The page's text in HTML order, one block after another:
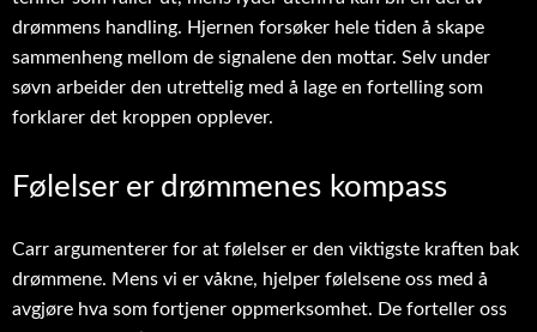
drømmens handling. Hjernen forsøker hele tiden å skape
sammenheng mellom de signalene den mottar. Selv under
søvn arbeider den utrettelig med å lage en fortelling som
forklarer det kroppen opplever.
Følelser er drømmenes kompass
Carr argumenterer for at følelser er den viktigste kraften bak
drømmene. Mens vi er våkne, hjelper følelsene oss med å
avgjøre hva som fortjener oppmerksomhet. De forteller oss